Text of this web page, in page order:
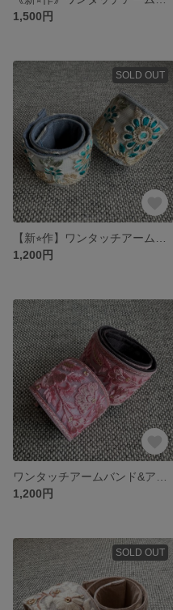
1,500円
SOLD OUT
1,200円
1,200円
SOLD OUT